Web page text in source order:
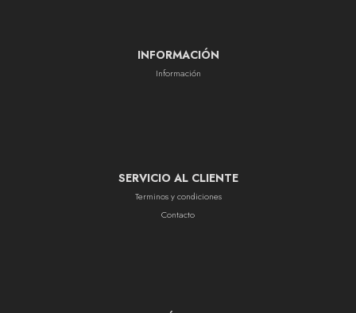
INFORMACIÓN
Información
SERVICIO AL CLIENTE
Terminos y condiciones
Contacto